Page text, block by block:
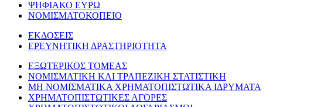
ΨΗΦΙΑΚΟ ΕΥΡΩ
ΝΟΜΙΣΜΑΤΟΚΟΠΕΙΟ
ΕΚΔΟΣΕΙΣ
ΕΡΕΥΝΗΤΙΚΗ ΔΡΑΣΤΗΡΙΟΤΗΤΑ
ΕΞΩΤΕΡΙΚΟΣ ΤΟΜΕΑΣ
ΝΟΜΙΣΜΑΤΙΚΗ ΚΑΙ ΤΡΑΠΕΖΙΚΗ ΣΤΑΤΙΣΤΙΚΗ
ΜΗ ΝΟΜΙΣΜΑΤΙΚΑ ΧΡΗΜΑΤΟΠΙΣΤΩΤΙΚΑ ΙΔΡΥΜΑΤΑ
ΧΡΗΜΑΤΟΠΙΣΤΩΤΙΚΕΣ ΑΓΟΡΕΣ